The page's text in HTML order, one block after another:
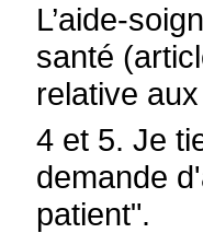
L’aide-
santé
relative
4 et 5. Je
demande
patient".